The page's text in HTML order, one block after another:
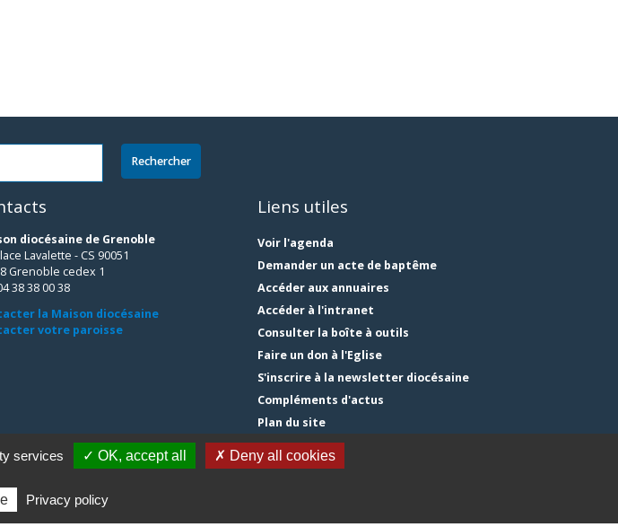
diocésaine de Grenoble
Lavalette - CS 90051
Grenoble cedex 1
38 38 00 38
la Maison diocésaine
votre paroisse
Liens utiles
Voir l'agenda
Demander un acte de baptême
Accéder aux annuaires
Accéder à l'intranet
Consulter la boîte à outils
Faire un don à l'Eglise
S'inscrire à la newsletter diocésaine
Compléments d'actus
Plan du site
Mentions légales
Gestion des cookies
services ✓ OK, accept all ✗ Deny all cookies
Privacy policy